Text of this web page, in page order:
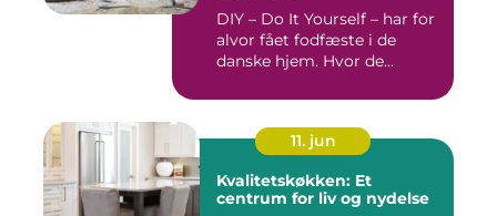
DIY – Do It Yourself – har for
alvor fået fodfæste i de
danske hjem. Hvor de...
11. jun
Kvalitetskøkken: Et
centrum for liv og nydelse